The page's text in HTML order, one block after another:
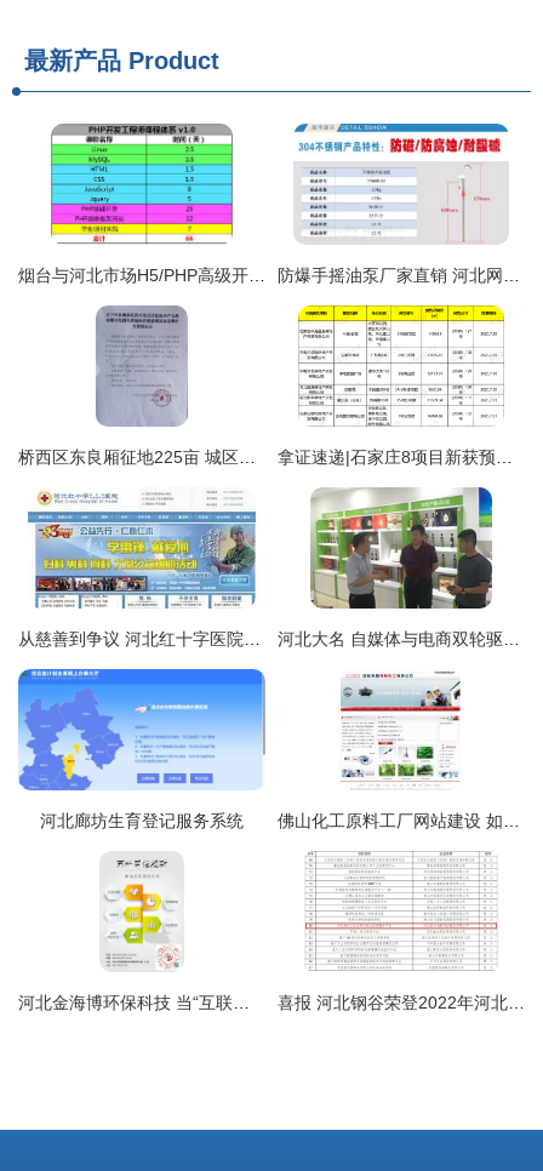
最新产品 Product
河北廊坊生育登记服务系统